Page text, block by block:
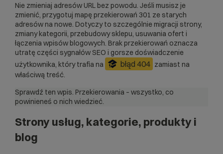
Nie zmieniaj adresów URL bez powodu. Jeśli musisz je
zmienić, przygotuj mapę przekierowań 301 ze starych
adresów na nowe. Dotyczy to szczególnie migracji strony,
zmiany kategorii, przebudowy sklepu, usuwania ofert i
łączenia wpisów blogowych. Brak przekierowań oznacza
utratę części sygnałów SEO i gorsze doświadczenie
użytkownika, który trafia na
błąd 404 zamiast na
właściwą treść.
Sprawdź ten wpis. Przekierowania – wszystko, co
powinieneś o nich wiedzieć.
Strony usług, kategorie, produkty i
blog